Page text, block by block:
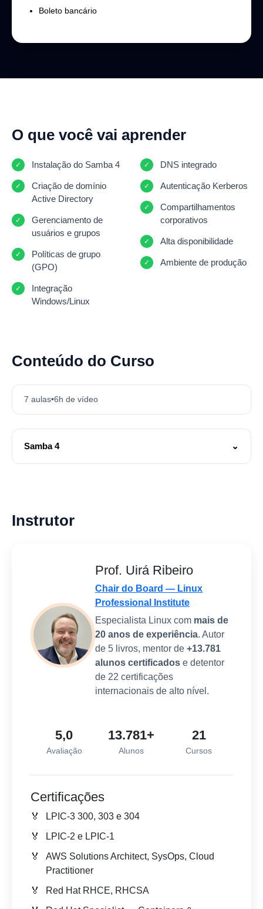
Boleto bancário
O que você vai aprender
Instalação do Samba 4
Criação de domínio
Active Directory
Gerenciamento de
usuários e grupos
Políticas de grupo
(GPO)
Integração
Windows/Linux
DNS integrado
Autenticação Kerberos
Compartilhamentos
corporativos
Alta disponibilidade
Ambiente de produção
Conteúdo do Curso
7 aulas•6h de vídeo
Samba 4 ⌄
Domain Controller
🎬 Adicionando um Windows Server 2008 como
Domain Controller[10m]
🎬 Atualização da Instalação Samba 4 [47m]
Instrutor
Prof. Uirá Ribeiro
Chair do Board — Linux
Professional Institute
Especialista Linux com mais de
20 anos de experiência. Autor
de 5 livros, mentor de +13.781
alunos certificados e detentor
de 22 certificações
internacionais de alto nível.
5,0
Avaliação
13.781+
Alunos
21
Cursos
Certificações
LPIC-3 300, 303 e 304
LPIC-2 e LPIC-1
AWS Solutions Architect, SysOps, Cloud
Practitioner
Red Hat RHCE, RHCSA